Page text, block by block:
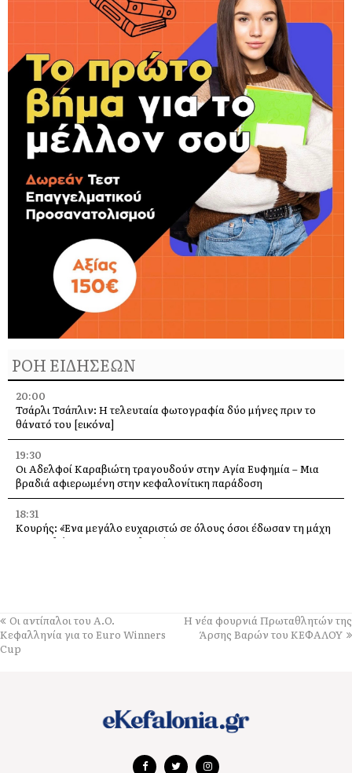
ΡΟΗ ΕΙΔΗΣΕΩΝ
20:00
Τσάρλι Τσάπλιν: Η τελευταία φωτογραφία δύο μήνες πριν το
θάνατό του [εικόνα]
19:30
Οι Αδελφοί Καραβιώτη τραγουδούν στην Αγία Ευφημία – Μια
βραδιά αφιερωμένη στην κεφαλονίτικη παράδοση
18:31
Κουρής: «Ένα μεγάλο ευχαριστώ σε όλους όσοι έδωσαν τη μάχη
με τις φλόγες στην Κεφαλονιά»
18:00
Η Χορωδία και Μαντολινάτα Αργοστολίου τραγουδά στο
Καπανδρίτι
μήνες – Άμεση παρέμβαση τώρα»
Προσοχή σε νέα ηλεκτρονική απάτη, με δήθεν email από τον e-
Οι αντίπαλοι του Α.O.
Κεφαλληνία για το Euro Winners
Cup
Η νέα φουρνιά Πρωταθλητών της
Άρσης Βαρών του ΚΕΦΑΛΟΥ